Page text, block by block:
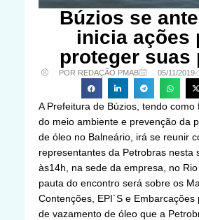
Búzios se
inicia ações
proteger suas
POR REDAÇÃO PMAB 05/11/2019
A Prefeitura de Búzios, tendo como
do meio ambiente e prevenção da
de óleo no Balneário, irá se reunir
representantes da Petrobras nesta
às14h, na sede da empresa, no
pauta do encontro será sobre os
Contenções, EPI´S e
de vazamento de óleo que a